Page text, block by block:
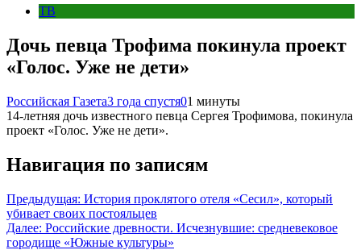
ТВ
Дочь певца Трофима покинула проект
«Голос. Уже не дети»
Российская Газета3 года спустя01 минуты
14-летняя дочь известного певца Сергея Трофимова, покинула
проект «Голос. Уже не дети».
Навигация по записям
Предыдущая: История проклятого отеля «Сесил», который
убивает своих постояльцев
Далее: Российские древности. Исчезнувшие: средневековое
городище «Южные культуры»